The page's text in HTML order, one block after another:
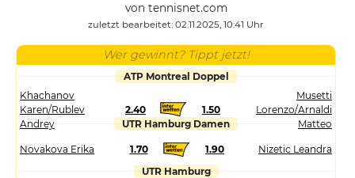
von tennisnet.com
zuletzt bearbeitet: 02.11.2025, 10:41 Uhr
Wer gewinnt? Tippt jetzt!
ATP Montreal Doppel
Khachanov
Karen/Rublev
Andrey
2.40 1.50
Musetti
Lorenzo/Arnaldi
Matteo
UTR Hamburg Damen
Novakova Erika 1.70 1.90
Nizetic Leandra
UTR Hamburg